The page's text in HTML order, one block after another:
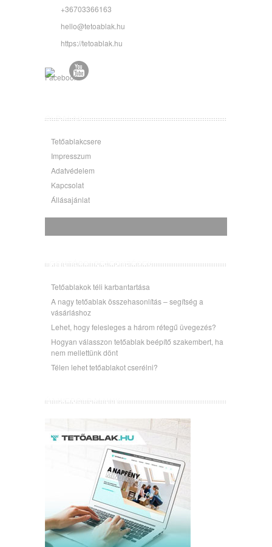
+36703366163
hello@tetoablak.hu
https://tetoablak.hu
OLDALAK
Tetőablakcsere
Impresszum
Adatvédelem
Kapcsolat
Állásajánlat
LEGUTÓBBI BEJEGYZÉSEK
Tetőablakok téli karbantartása
A nagy tetőablak összehasonlítás – segítség a
vásárláshoz
Lehet, hogy felesleges a három rétegű üvegezés?
Hogyan válasszon tetőablak beépítő szakembert, ha
nem mellettünk dönt
Télen lehet tetőablakot cserélni?
ÚJ WEBOLDALUNK